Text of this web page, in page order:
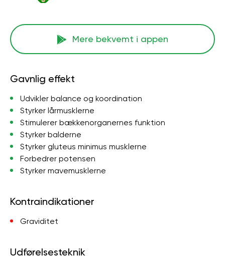
Mere bekvemt i appen
Gavnlig effekt
Udvikler balance og koordination
Styrker lårmusklerne
Stimulerer bækkenorganernes funktion
Styrker balderne
Styrker gluteus minimus musklerne
Forbedrer potensen
Styrker mavemusklerne
Kontraindikationer
Graviditet
Udførelsesteknik